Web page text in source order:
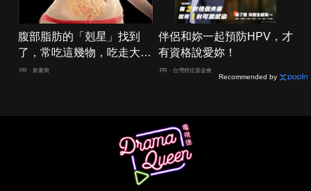
腹部脂肪的「剋星」找到
了，常吃這幾物，吃走大肚
囊，瘦出小蠻腰
PR・新素簡
伴侶和妳一起預防HPV，才
有資格說愛妳！
PR・台灣癌症基金會
Recommended by